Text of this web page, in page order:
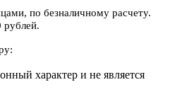
по безналичному расчету.
рублей.
характер и не является